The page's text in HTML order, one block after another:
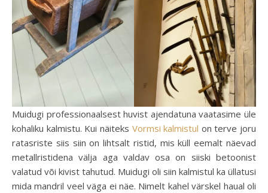
Muidugi professionaalsest huvist ajendatuna vaatasime üle
kohaliku kalmistu. Kui näiteks Vormsi kalmistul on terve joru
ratasriste siis siin on lihtsalt ristid, mis küll eemalt näevad
metallristidena välja aga valdav osa on siiski betoonist
valatud või kivist tahutud. Muidugi oli siin kalmistul ka üllatusi
mida mandril veel väga ei näe. Nimelt kahel värskel haual oli